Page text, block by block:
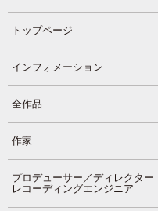
トップページ
インフォメーション
全作品
作家
プロデューサー／ディレクター
レコーディングエンジニア